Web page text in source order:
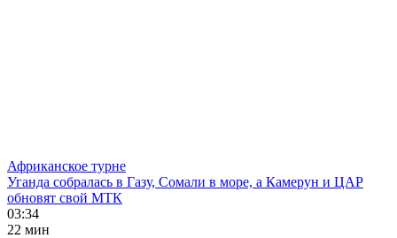
Африканское турне
Уганда собралась в Газу, Сомали в море, а Камерун и ЦАР
обновят свой МТК
03:34
22 мин